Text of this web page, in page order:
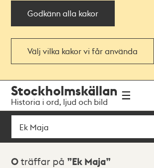
Godkänn alla kakor
Välj vilka kakor vi får använda
navigationen
huvudinnehållet
Stockholmskällan
Historia i ord, ljud och bild
Sök
Sökresultat
0 träffar på Ek Maja